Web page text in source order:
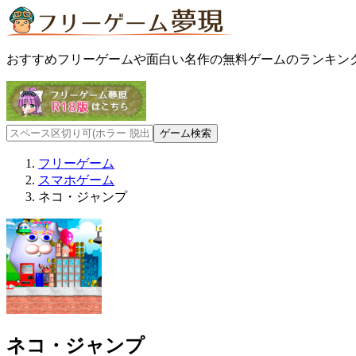
おすすめフリーゲームや面白い名作の無料ゲームのランキン
フリーゲーム
スマホゲーム
ネコ・ジャンプ
ネコ・ジャンプ